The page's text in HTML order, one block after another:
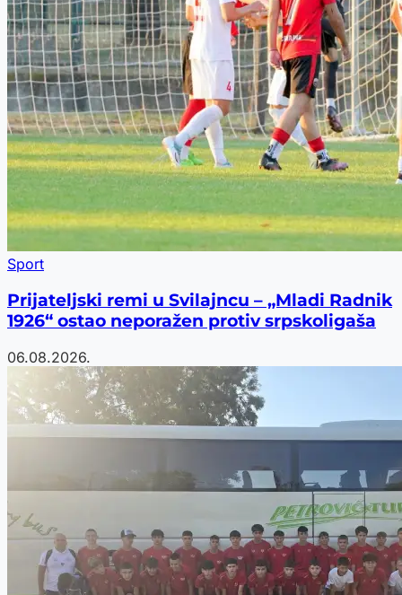
Sport
Prijateljski remi u Svilajncu – „Mladi Radnik
1926“ ostao neporažen protiv srpskoligaša
06.08.2026.